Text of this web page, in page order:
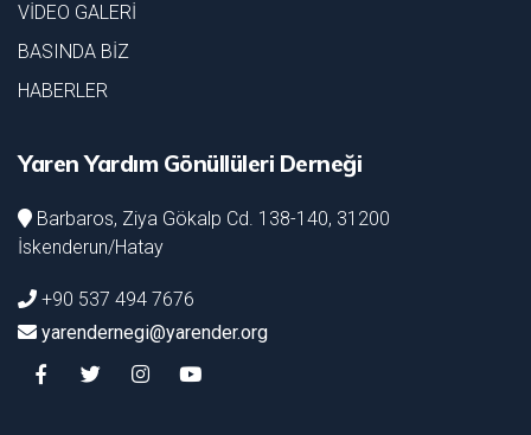
VİDEO GALERİ
BASINDA BİZ
HABERLER
Yaren Yardım Gönüllüleri Derneği
Barbaros, Ziya Gökalp Cd. 138-140, 31200
İskenderun/Hatay
+90 537 494 7676
yarendernegi@yarender.org